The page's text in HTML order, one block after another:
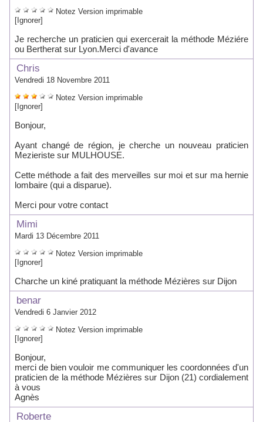
Notez Version imprimable
[Ignorer]
Je recherche un praticien qui exercerait la méthode Méziére
ou Bertherat sur Lyon.Merci d'avance
Chris
Vendredi 18 Novembre 2011
Notez Version imprimable
[Ignorer]
Bonjour,
Ayant changé de région, je cherche un nouveau praticien
Mezieriste sur MULHOUSE.
Cette méthode a fait des merveilles sur moi et sur ma hernie
lombaire (qui a disparue).
Merci pour votre contact
Mimi
Mardi 13 Décembre 2011
Notez Version imprimable
[Ignorer]
Charche un kiné pratiquant la méthode Mézières sur Dijon
benar
Vendredi 6 Janvier 2012
Notez Version imprimable
[Ignorer]
Bonjour,
merci de bien vouloir me communiquer les coordonnées d'un
praticien de la méthode Mézières sur Dijon (21) cordialement
à vous
Agnès
Roberte